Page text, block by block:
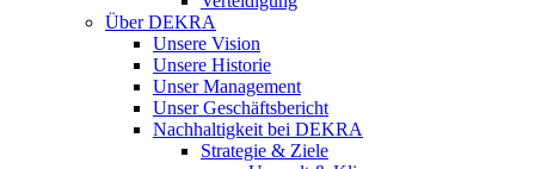
Über DEKRA
Unsere Vision
Unsere Historie
Unser Management
Unser Geschäftsbericht
Nachhaltigkeit bei DEKRA
Strategie & Ziele